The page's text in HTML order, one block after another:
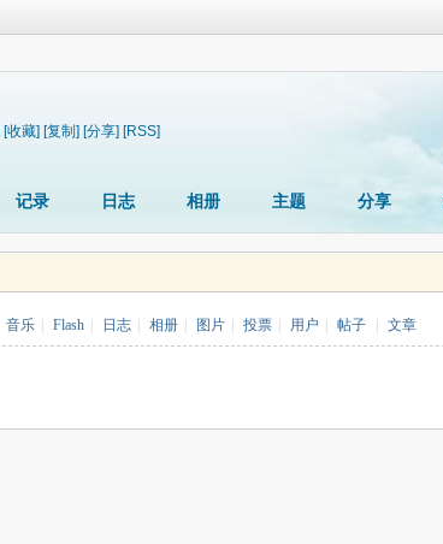
[收藏] [复制] [分享] [RSS]
记录 日志 相册 主题 分享
音乐 Flash 日志 相册 图片 投票 用户 帖子 文章